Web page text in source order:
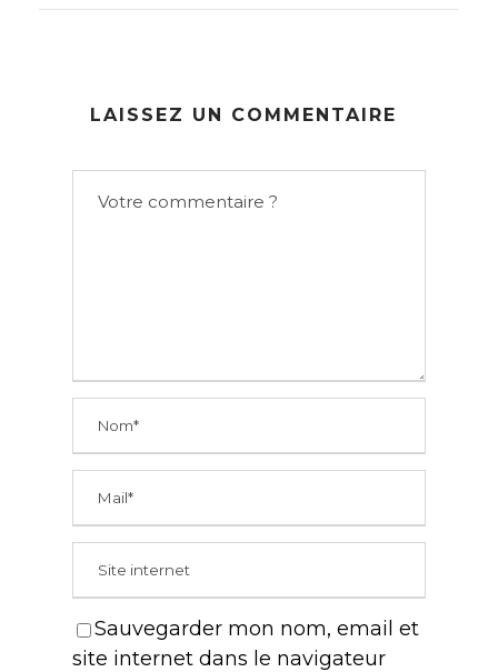
LAISSEZ UN COMMENTAIRE
Sauvegarder mon nom, email et
site internet dans le navigateur